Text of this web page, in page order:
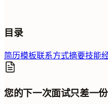
目录
简历模板联系方式摘要技能
您的下一次面试只差一